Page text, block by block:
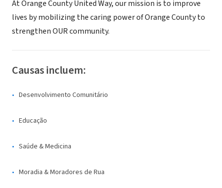
At Orange County United Way, our mission is to improve
lives by mobilizing the caring power of Orange County to
strengthen OUR community.
Causas incluem:
Desenvolvimento Comunitário
Educação
Saúde & Medicina
Moradia & Moradores de Rua